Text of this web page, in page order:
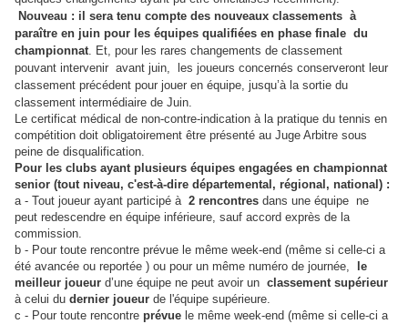
Nouveau : il sera tenu compte des nouveaux classements à
paraître en juin pour les équipes qualifiées en phase finale du
championnat. Et, pour les rares changements de classement
pouvant intervenir avant juin, les joueurs concernés conserveront leur
classement précédent pour jouer en équipe, jusqu’à la sortie du
classement intermédiaire de Juin.
Le certificat médical de non-contre-indication à la pratique du tennis en
compétition doit obligatoirement être présenté au Juge Arbitre sous
peine de disqualification.
Pour les clubs ayant plusieurs équipes engagées en championnat
senior (tout niveau, c'est-à-dire départemental, régional, national) :
a - Tout joueur ayant participé à 2 rencontres dans une équipe ne
peut redescendre en équipe inférieure, sauf accord exprès de la
commission.
b - Pour toute rencontre prévue le même week-end (même si celle-ci a
été avancée ou reportée ) ou pour un même numéro de journée,
le
meilleur joueur d’une équipe ne peut avoir un classement supérieur
à celui du dernier joueur de l'équipe supérieure.
c - Pour toute rencontre prévue le même week-end (même si celle-ci a